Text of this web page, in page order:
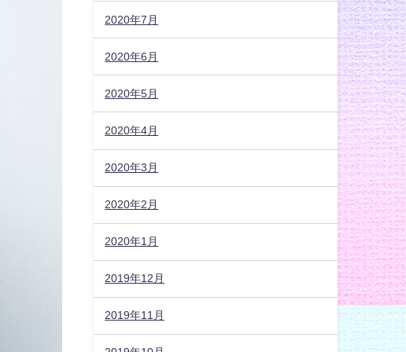
2020年7月
2020年6月
2020年5月
2020年4月
2020年3月
2020年2月
2020年1月
2019年12月
2019年11月